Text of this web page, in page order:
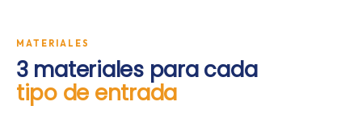
MATERIALES
3 materiales para cada
tipo de entrada